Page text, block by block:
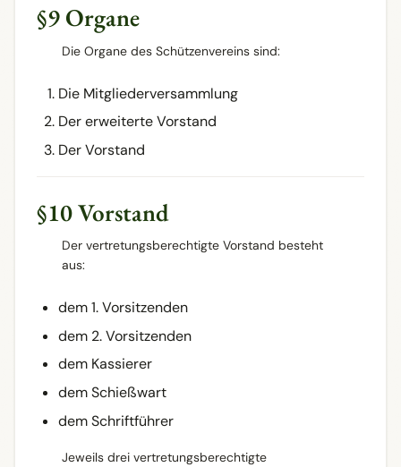
§9 Organe
Die Organe des Schützenvereins sind:
Die Mitgliederversammlung
Der erweiterte Vorstand
Der Vorstand
§10 Vorstand
Der vertretungsberechtigte Vorstand besteht
aus:
dem 1. Vorsitzenden
dem 2. Vorsitzenden
dem Kassierer
dem Schießwart
dem Schriftführer
Jeweils drei vertretungsberechtigte